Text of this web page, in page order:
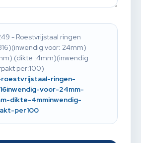
- Roestvrijstaal ringen
voor: 24mm)
(dikte :4mm)(inwendig
per:100)
roestvrijstaal-ringen-
voor-24mm-
dikte-4mminwendig-
per100